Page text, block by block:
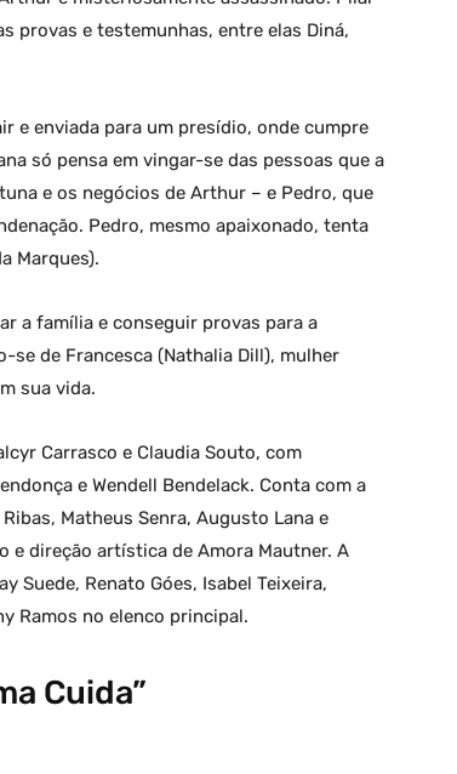
provas e testemunhas, entre elas Diná,
e enviada para um presídio, onde cumpre
só pensa em vingar-se das pessoas que a
e os negócios de Arthur – e Pedro, que
Pedro, mesmo apaixonado, tenta
Marques).
a família e conseguir provas para a
de Francesca (Nathalia Dill), mulher
sua vida.
Carrasco e Claudia Souto, com
e Wendell Bendelack. Conta com a
Matheus Senra, Augusto Lana e
e direção artística de Amora Mautner. A
Suede, Renato Góes, Isabel Teixeira,
Ramos no elenco principal.
Cuida”